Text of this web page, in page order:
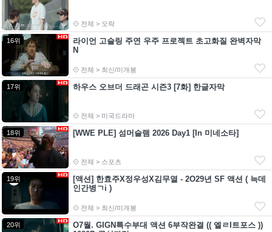
전체 > 오락
16위
라이언 고슬링 주연 우주 프로젝트 초고화질 완벽자막
N
전체 > 최신/미개봉
17위 하우스 오브더 드래곤 시즌3 [7화] 한글자막
전체 > 미국드라마
18위 [WWE PLE] 섬머슬램 2026 Day1 [In 미네소타]
전체 > 스포츠
19위
[액션] 한효주X정우성X김무열 - 2O29년 SF 액션 ( 늑데
인간병ㄱi )
전체 > 최신/미개봉
20위
O7월. GIGN특수부대 액션 6부작완결 (( 엘ㄹI트포스 ))